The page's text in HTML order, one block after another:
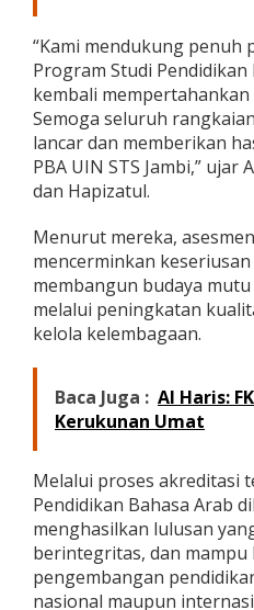
“Kami mendukung penuh
Program Studi
kembali
Semoga seluruh
lancar dan memberikan
PBA UIN STS Jambi,”
dan Hapizatul.
Menurut mereka,
mencerminkan keseriusan
membangun budaya
melalui peningkatan
kelola kelembagaan.
Baca Juga : Al Haris:
Kerukunan Umat
Melalui proses akreditasi
Pendidikan Bahasa Arab
menghasilkan lulusan
berintegritas, dan
pengembangan
nasional maupun